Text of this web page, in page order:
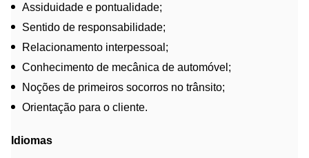
Assiduidade e pontualidade;
Sentido de responsabilidade;
Relacionamento interpessoal;
Conhecimento de mecânica de automóvel;
Noções de primeiros socorros no trânsito;
Orientação para o cliente.
Idiomas